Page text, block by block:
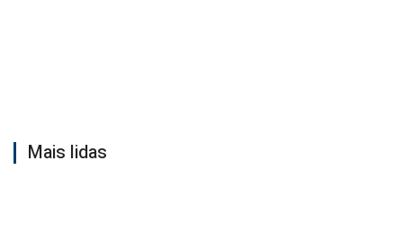
Mais lidas